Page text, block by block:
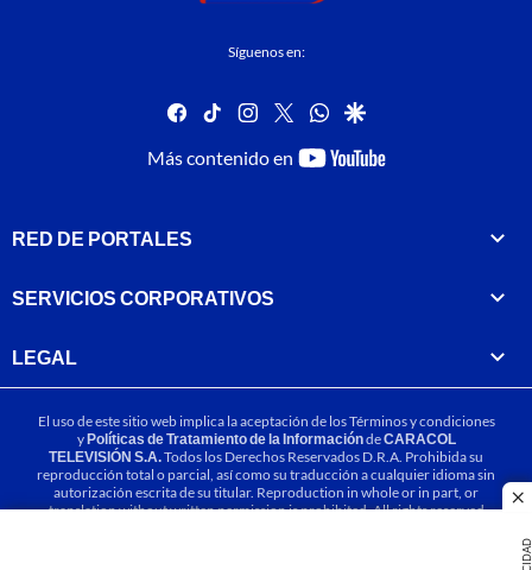
Síguenos en:
facebook
tiktok instagram
twitterwhatsapp
google
Más contenido en
youtube-
RED DE PORTALES
SERVICIOS CORPORATIVOS
LEGAL
El uso de este sitio web implica la aceptación de losTérminos y condiciones
yPolíticas de Tratamiento de la InformacióndeCARACOL
TELEVISIÓN S.A.Todos los Derechos Reservados D.R.A. Prohibida su
reproducción total o parcial, así como su traducción a cualquier idioma sin
autorización escrita de su titular. Reproduction in whole or in part, or
translation without written permission is prohibited. All rights reserved